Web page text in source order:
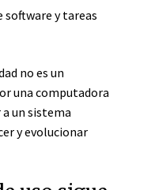
software y tareas
no es un
una computadora
un sistema
y evolucionar